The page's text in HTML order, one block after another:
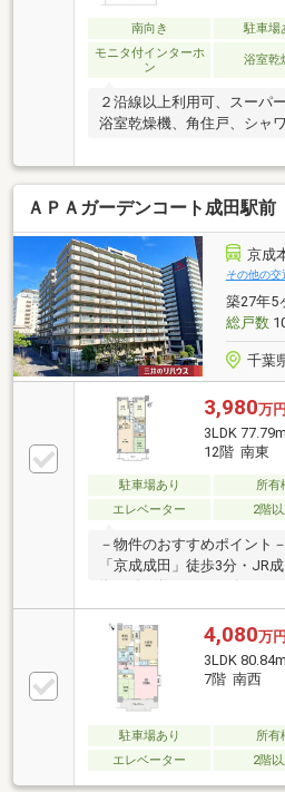
南向き 駐車場
モニタ付インターホ
ン
浴室乾
２沿線以上利用可、スーパ
浴室乾燥機、角住戸、シャ
フォーム、システムキッチ
坦、対面式キッチン、セキ
ニー、フローリング張替、
付インターホン、全居室フ
ー、宅配ボックス、駐輪場
ＡＰＡガーデンコート成田駅前
京成
その他の交
築27年5
総戸数
千葉
3,980万円
3LDK 77.79m
12階 南東
駐車場あり 所有
エレベーター
2階
－物件のおすすめポイント
「京成成田」徒歩3分・JR
帖、足をのばしてくつろげ
話が弾む対面式キッチン・
置・防犯面に配慮された
焚き機能付UB・宅配ボッ
パホテル京成成田駅前店 徒
成田駅前店 徒歩8分(約
お手伝いします ━━━━━
はお気軽にお問い合わせく
4,080万円
3LDK 80.84m
7階 南西
駐車場あり 所有
エレベーター
2階